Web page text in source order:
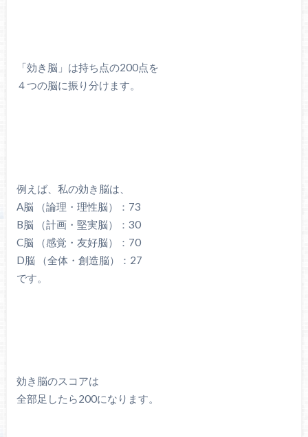
「効き脳」は持ち点の200点を
４つの脳に振り分けます。
例えば、私の効き脳は、
A脳 （論理・理性脳）：73
B脳 （計画・堅実脳）：30
C脳 （感覚・友好脳）：70
D脳 （全体・創造脳）：27
です。
効き脳のスコアは
全部足したら200になります。